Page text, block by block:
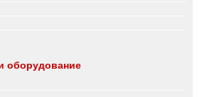
оборудование